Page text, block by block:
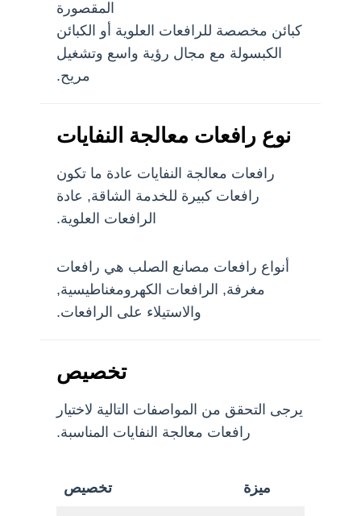
المقصورة
كبائن مخصصة للرافعات العلوية أو الكبائن
الكبسولة مع مجال رؤية واسع وتشغيل
مريح.
نوع رافعات معالجة النفايات
رافعات معالجة النفايات عادة ما تكون
رافعات كبيرة للخدمة الشاقة, عادة
الرافعات العلوية.
أنواع رافعات مصانع الصلب هي رافعات
مغرفة, الرافعات الكهرومغناطيسية,
والاستيلاء على الرافعات.
تخصيص
يرجى التحقق من المواصفات التالية لاختيار
رافعات معالجة النفايات المناسبة.
ميزة تخصيص